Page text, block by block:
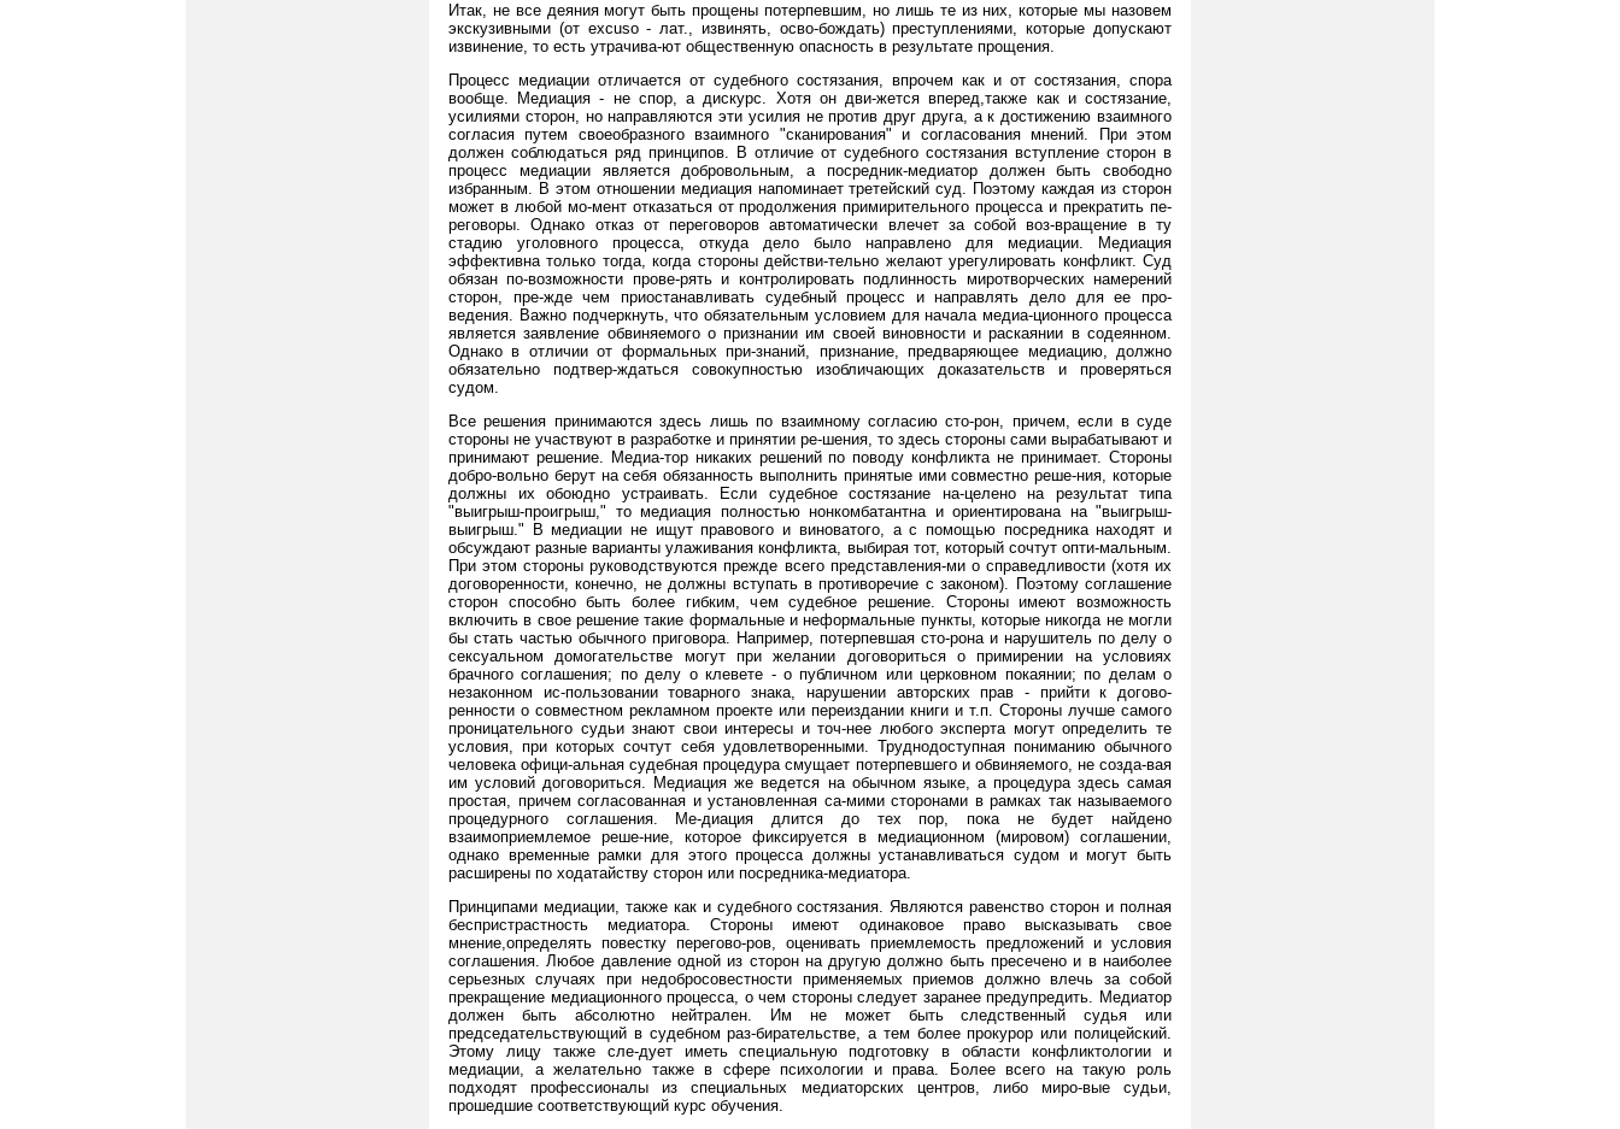
Итак, не все деяния могут быть прощены потерпевшим, но лишь те из них, которые мы назовем
экскузивными (от excuso - лат., извинять, осво-бождать) преступлениями, которые допускают
извинение, то есть утрачива-ют общественную опасность в результате прощения.
Процесс медиации отличается от судебного состязания, впрочем как и от состязания, спора
вообще. Медиация - не спор, а дискурс. Хотя он дви-жется вперед,также как и состязание,
усилиями сторон, но направляются эти усилия не против друг друга, а к достижению взаимного
согласия путем своеобразного взаимного "сканирования" и согласования мнений. При этом
должен соблюдаться ряд принципов. В отличие от судебного состязания вступление сторон в
процесс медиации является добровольным, а посредник-медиатор должен быть свободно
избранным. В этом отношении медиация напоминает третейский суд. Поэтому каждая из сторон
может в любой мо-мент отказаться от продолжения примирительного процесса и прекратить пе-
реговоры. Однако отказ от переговоров автоматически влечет за собой воз-вращение в ту
стадию уголовного процесса, откуда дело было направлено для медиации. Медиация
эффективна только тогда, когда стороны действи-тельно желают урегулировать конфликт. Суд
обязан по-возможности прове-рять и контролировать подлинность миротворческих намерений
сторон, пре-жде чем приостанавливать судебный процесс и направлять дело для ее про-
ведения. Важно подчеркнуть, что обязательным условием для начала медиа-ционного процесса
является заявление обвиняемого о признании им своей виновности и раскаянии в содеянном.
Однако в отличии от формальных при-знаний, признание, предваряющее медиацию, должно
обязательно подтвер-ждаться совокупностью изобличающих доказательств и проверяться
судом.
Все решения принимаются здесь лишь по взаимному согласию сто-рон, причем, если в суде
стороны не участвуют в разработке и принятии ре-шения, то здесь стороны сами вырабатывают и
принимают решение. Медиа-тор никаких решений по поводу конфликта не принимает. Стороны
добро-вольно берут на себя обязанность выполнить принятые ими совместно реше-ния, которые
должны их обоюдно устраивать. Если судебное состязание на-целено на результат типа
"выигрыш-проигрыш," то медиация полностью нонкомбатантна и ориентирована на "выигрыш-
выигрыш." В медиации не ищут правового и виноватого, а с помощью посредника находят и
обсуждают разные варианты улаживания конфликта, выбирая тот, который сочтут опти-мальным.
При этом стороны руководствуются прежде всего представления-ми о справедливости (хотя их
договоренности, конечно, не должны вступать в противоречие с законом). Поэтому соглашение
сторон способно быть более гибким, чем судебное решение. Стороны имеют возможность
включить в свое решение такие формальные и неформальные пункты, которые никогда не могли
бы стать частью обычного приговора. Например, потерпевшая сто-рона и нарушитель по делу о
сексуальном домогательстве могут при желании договориться о примирении на условиях
брачного соглашения; по делу о клевете - о публичном или церковном покаянии; по делам о
незаконном ис-пользовании товарного знака, нарушении авторских прав - прийти к догово-
ренности о совместном рекламном проекте или переиздании книги и т.п. Стороны лучше самого
проницательного судьи знают свои интересы и точ-нее любого эксперта могут определить те
условия, при которых сочтут себя удовлетворенными. Труднодоступная пониманию обычного
человека офици-альная судебная процедура смущает потерпевшего и обвиняемого, не созда-вая
им условий договориться. Медиация же ведется на обычном языке, а процедура здесь самая
простая, причем согласованная и установленная са-мими сторонами в рамках так называемого
процедурного соглашения. Ме-диация длится до тех пор, пока не будет найдено
взаимоприемлемое реше-ние, которое фиксируется в медиационном (мировом) соглашении,
однако временные рамки для этого процесса должны устанавливаться судом и могут быть
расширены по ходатайству сторон или посредника-медиатора.
Принципами медиации, также как и судебного состязания. Являются равенство сторон и полная
беспристрастность медиатора. Стороны имеют одинаковое право высказывать свое
мнение,определять повестку перегово-ров, оценивать приемлемость предложений и условия
соглашения. Любое давление одной из сторон на другую должно быть пресечено и в наиболее
серьезных случаях при недобросовестности применяемых приемов должно влечь за собой
прекращение медиационного процесса, о чем стороны следует заранее предупредить. Медиатор
должен быть абсолютно нейтрален. Им не может быть следственный судья или
председательствующий в судебном раз-бирательстве, а тем более прокурор или полицейский.
Этому лицу также сле-дует иметь специальную подготовку в области конфликтологии и
медиации, а желательно также в сфере психологии и права. Более всего на такую роль
подходят профессионалы из специальных медиаторских центров, либо миро-вые судьи,
прошедшие соответствующий курс обучения.